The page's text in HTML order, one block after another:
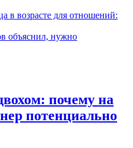
в возрасте для отношений:
объяснил, нужно
почему на
потенциально